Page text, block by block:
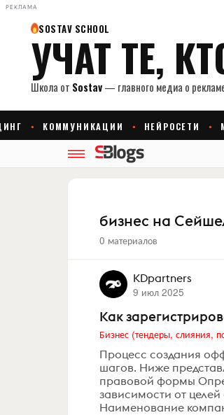
РЕКЛАМА
бизнес на
0 материалов
KDpartners
9 июл 2025
Как
Бизнес (тендеры, слияния,
Процесс создания
шагов. Ниже
правовой формы
зависимости от
Наименование